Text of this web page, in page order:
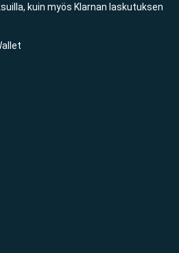
kuin myös Klarnan laskutuksen